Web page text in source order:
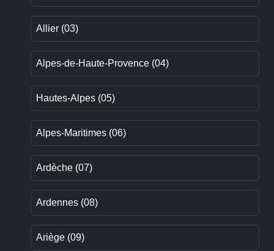
Allier (03)
Alpes-de-Haute-Provence (04)
Hautes-Alpes (05)
Alpes-Maritimes (06)
Ardèche (07)
Ardennes (08)
Ariège (09)